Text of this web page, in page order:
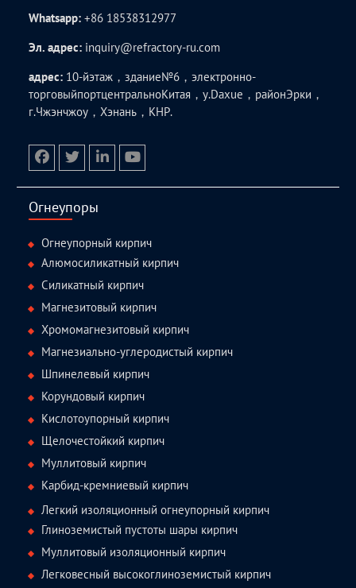
Whatsapp:+86 18538312977
Эл. адрес: inquiry@refractory-ru.com
адрес: 10-йэтаж，здание№6，электронно-
торговыйпортцентральноКитая，у.Daxue，районЭрки，
г.Чжэнчжоу，Хэнань，КНР.
Огнеупоры
Огнеупорный кирпич
Алюмосиликатный кирпич
Силикатный кирпич
Магнезитовый кирпич
Хромомагнезитовый кирпич
Магнезиально-углеродистый кирпич
Шпинелевый кирпич
Корундовый кирпич
Кислотоупорный кирпич
Щелочестойкий кирпич
Муллитовый кирпич
Карбид-кремниевый кирпич
Легкий изоляционный огнеупорный кирпич
Глиноземистый пустоты шары кирпич
Муллитовый изоляционный кирпич
Легковесный высокоглиноземистый кирпич